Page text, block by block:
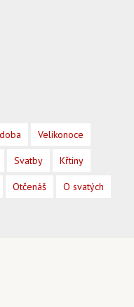
Velikonoce
Svatby Křtiny
Otčenáš O svatých